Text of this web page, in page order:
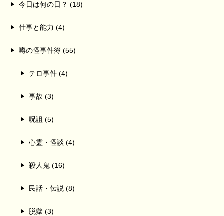
今日は何の日？ (18)
仕事と能力 (4)
噂の怪事件簿 (55)
テロ事件 (4)
事故 (3)
呪詛 (5)
心霊・怪談 (4)
殺人鬼 (16)
民話・伝説 (8)
脱獄 (3)